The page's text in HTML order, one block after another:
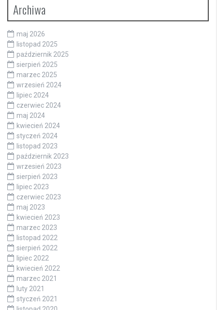
Archiwa
maj 2026
listopad 2025
październik 2025
sierpień 2025
marzec 2025
wrzesień 2024
lipiec 2024
czerwiec 2024
maj 2024
kwiecień 2024
styczeń 2024
listopad 2023
październik 2023
wrzesień 2023
sierpień 2023
lipiec 2023
czerwiec 2023
maj 2023
kwiecień 2023
marzec 2023
listopad 2022
sierpień 2022
lipiec 2022
kwiecień 2022
marzec 2021
luty 2021
styczeń 2021